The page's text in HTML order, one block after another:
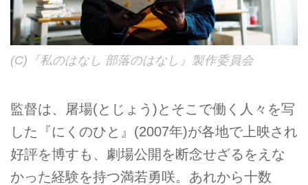
(C)『私のはなし 部落のはなし』製作委員会
監督は、屠場(とじょう)とそこで働く人々を写
した『にくのひと』(2007年)が各地で上映され
好評を博すも、劇場公開を断念せざるをえな
かった経験を持つ満若勇咲。あれから十数